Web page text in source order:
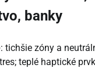
banky
: tichšie zóny a
teplé haptické